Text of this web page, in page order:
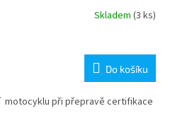
Skladem (3 ks)
Do košíku
při přepravě certifikace